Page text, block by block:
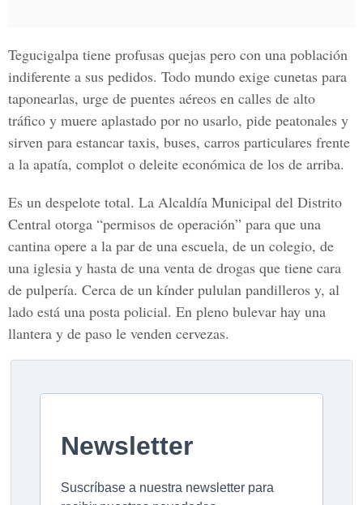
Tegucigalpa tiene profusas quejas pero con una población
indiferente a sus pedidos. Todo mundo exige cunetas para
taponearlas, urge de puentes aéreos en calles de alto
tráfico y muere aplastado por no usarlo, pide peatonales y
sirven para estancar taxis, buses, carros particulares frente
a la apatía, complot o deleite económica de los de arriba.
Es un despelote total. La Alcaldía Municipal del Distrito
Central otorga “permisos de operación” para que una
cantina opere a la par de una escuela, de un colegio, de
una iglesia y hasta de una venta de drogas que tiene cara
de pulpería. Cerca de un kínder pululan pandilleros y, al
lado está una posta policial. En pleno bulevar hay una
llantera y de paso le venden cervezas.